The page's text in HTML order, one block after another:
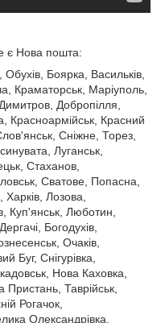
є Нова пошта:
Боярка, Васильків,
Краматорськ, Маріуполь,
Добропілля,
Красноармійськ, Красний
Сніжне, Торез,
Луганськ,
Стаханов,
Сватове, Попасна,
Лозова,
Куп'янськ, Люботин,
Богодухів,
Очаків,
Буг, Снігурівка,
Нова Каховка,
Пристань, Таврійськ,
Рогачок,
Олександрівка,